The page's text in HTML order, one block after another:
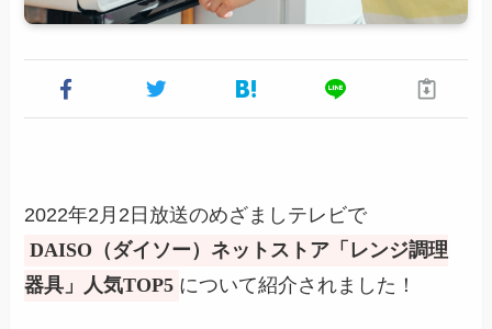
2022年2月2日放送のめざましテレビで
DAISO（ダイソー）ネットストア「レンジ調理
器具」人気TOP5 について紹介されました！